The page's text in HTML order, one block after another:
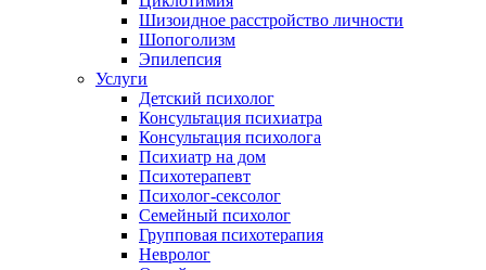
Шизоидное расстройство личности
Шопоголизм
Эпилепсия
Услуги
Детский психолог
Консультация психиатра
Консультация психолога
Психиатр на дом
Психотерапевт
Психолог-сексолог
Семейный психолог
Групповая психотерапия
Невролог